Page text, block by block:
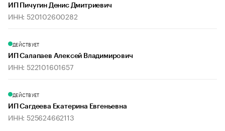
ИП Пичугин Денис Дмитриевич
ИНН: 520102600282
ДЕЙСТВУЕТ
ИП Салапаев Алексей Владимирович
ИНН: 522101601657
ДЕЙСТВУЕТ
ИП Сагдеева Екатерина Евгеньевна
ИНН: 525624662113